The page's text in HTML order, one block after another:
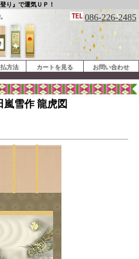
り』で運気ＵＰ！
086-226-2485
方法 カートを見る お問い合わせ
嵐雪作 龍虎図